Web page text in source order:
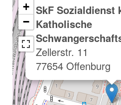
SkF Sozialdienst
Katholische
Zellerstr. 11
77654 Offenburg
+
−